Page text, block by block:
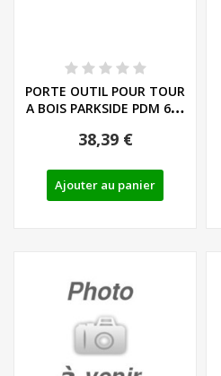
PORTE OUTIL POUR TOUR
A BOIS PARKSIDE PDM 600
38,39 €
Ajouter au panier